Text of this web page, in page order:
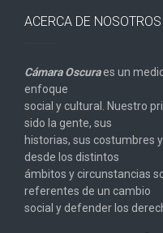
ACERCA DE NOSOTROS
Cámara Oscuraes un
enfoque
social y cultural. Nuestro
sido la gente, sus
historias, sus costumbres
desde los distintos
ámbitos y circunstancias
referentes de un cambio
social y defender los